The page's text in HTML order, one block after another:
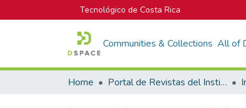
Tecnológico de Costa Rica
Communities & Collections All of
Home Portal de Revistas del Instituto Tecnológico de Costa Rica